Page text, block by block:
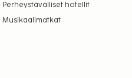
Perheystävälliset hotellit
Musikaalimatkat